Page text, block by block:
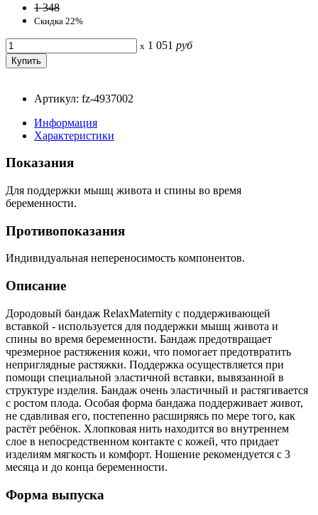
1 348
Скидка 22%
x 1 051 руб
Артикул: fz-4937002
Информация
Характеристики
Показания
Для поддержки мышц живота и спины во время
беременности.
Противопоказания
Индивидуальная непереносимость компонентов.
Описание
Дородовый бандаж RelaxMaternity с поддерживающей
вставкой - используется для поддержки мышц живота и
спины во время беременности. Бандаж предотвращает
чрезмерное растяжения кожи, что помогает предотвратить
неприглядные растяжки. Поддержка осуществляется при
помощи специальной эластичной вставки, вывязанной в
структуре изделия. Бандаж очень эластичный и растягивается
с ростом плода. Особая форма бандажа поддерживает живот,
не сдавливая его, постепенно расширяясь по мере того, как
растёт ребёнок. Хлопковая нить находится во внутреннем
слое в непосредственном контакте с кожей, что придает
изделиям мягкость и комфорт. Ношение рекомендуется с 3
месяца и до конца беременности.
Форма выпуска